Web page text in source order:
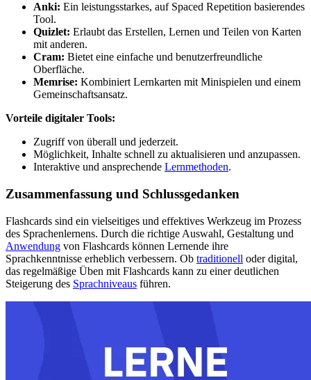
Anki: Ein leistungsstarkes, auf Spaced Repetition basierendes
Tool.
Quizlet: Erlaubt das Erstellen, Lernen und Teilen von Karten
mit anderen.
Cram: Bietet eine einfache und benutzerfreundliche
Oberfläche.
Memrise: Kombiniert Lernkarten mit Minispielen und einem
Gemeinschaftsansatz.
Vorteile digitaler Tools:
Zugriff von überall und jederzeit.
Möglichkeit, Inhalte schnell zu aktualisieren und anzupassen.
Interaktive und ansprechende Lernmethoden.
Zusammenfassung und Schlussgedanken
Flashcards sind ein vielseitiges und effektives Werkzeug im Prozess
des Sprachenlernens. Durch die richtige Auswahl, Gestaltung und
Anwendung von Flashcards können Lernende ihre
Sprachkenntnisse erheblich verbessern. Ob traditionell oder digital,
das regelmäßige Üben mit Flashcards kann zu einer deutlichen
Steigerung des Sprachniveaus führen.